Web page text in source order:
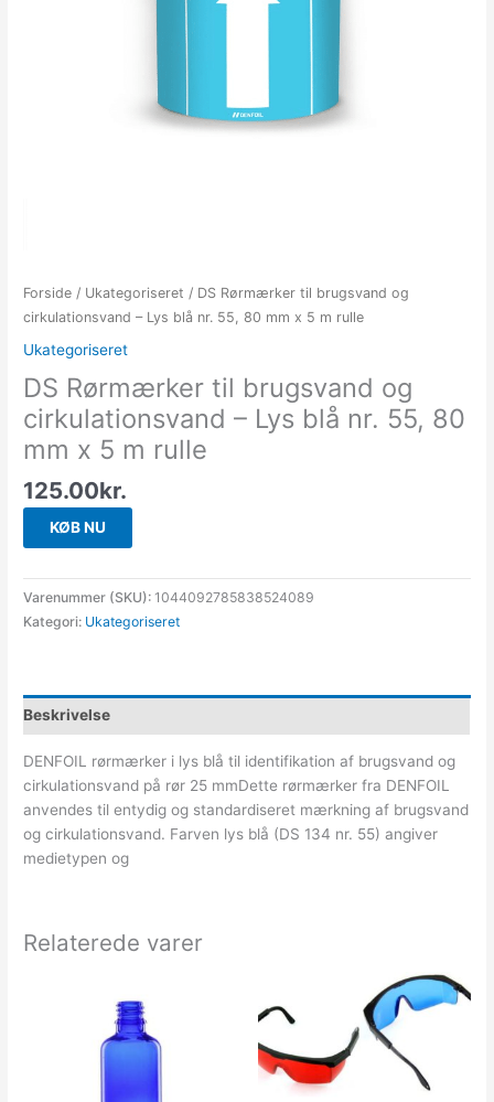
Forside / Ukategoriseret / DS Rørmærker til brugsvand og
cirkulationsvand – Lys blå nr. 55, 80 mm x 5 m rulle
Ukategoriseret
DS Rørmærker til brugsvand og
cirkulationsvand – Lys blå nr. 55, 80
mm x 5 m rulle
125.00kr.
KØB NU
Varenummer (SKU): 1044092785838524089
Kategori: Ukategoriseret
Beskrivelse
DENFOIL rørmærker i lys blå til identifikation af brugsvand og
cirkulationsvand på rør 25 mmDette rørmærker fra DENFOIL
anvendes til entydig og standardiseret mærkning af brugsvand
og cirkulationsvand. Farven lys blå (DS 134 nr. 55) angiver
medietypen og
Relaterede varer